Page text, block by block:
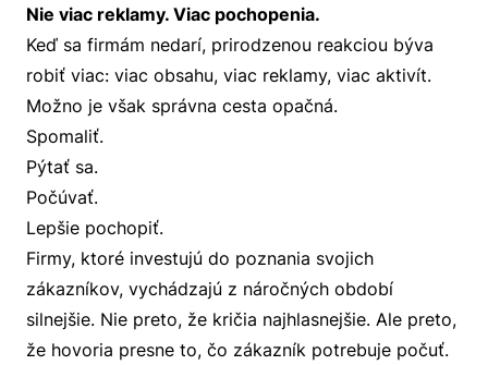
Nie viac reklamy. Viac pochopenia.
Keď sa firmám nedarí, prirodzenou reakciou býva
robiť viac: viac obsahu, viac reklamy, viac aktivít.
Možno je však správna cesta opačná.
Spomaliť.
Pýtať sa.
Počúvať.
Lepšie pochopiť.
Firmy, ktoré investujú do poznania svojich
zákazníkov, vychádzajú z náročných období
silnejšie. Nie preto, že kričia najhlasnejšie. Ale preto,
že hovoria presne to, čo zákazník potrebuje počuť.